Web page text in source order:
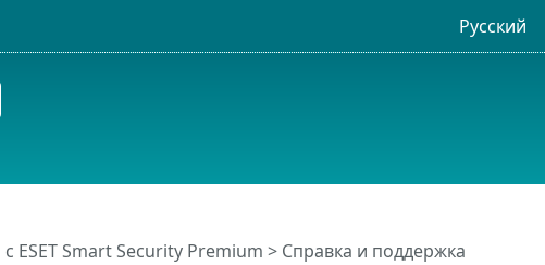
Русский
ESET Smart Security Premium > Справка и поддержка